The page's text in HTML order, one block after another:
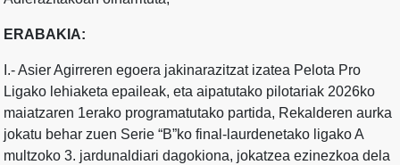
ERABAKIA:
I.- Asier Agirreren egoera jakinarazitzat izatea Pelota Pro
Ligako lehiaketa epaileak, eta aipatutako pilotariak 2026ko
maiatzaren 1erako programatutako partida, Rekalderen aurka
jokatu behar zuen Serie “B”ko final-laurdenetako ligako A
multzoko 3. jardunaldiari dagokiona, jokatzea ezinezkoa dela